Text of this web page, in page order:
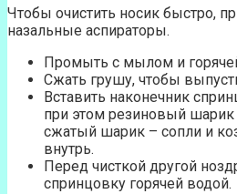
Чтобы очистить носик быстро,
назальные аспираторы.
Промыть с мылом и
Сжать грушу, чтобы
Вставить наконечник
при этом резиновый шарик
сжатый шарик – сопли и
внутрь.
Перед чисткой другой
спринцовку горячей водой.